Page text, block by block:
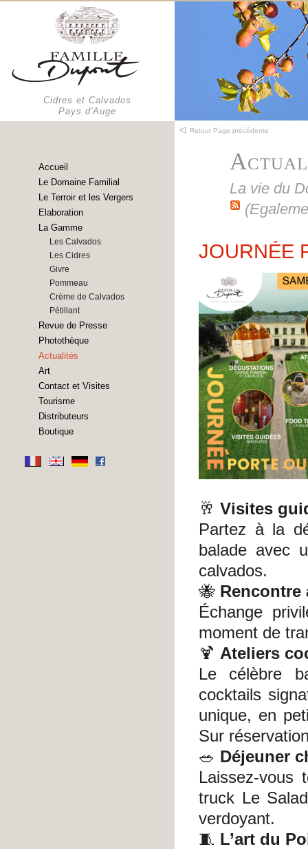
Cidres et Calvados
Pays d'Auge
Accueil
Le Domaine Familial
Le Terroir et les Vergers
Elaboration
La Gamme
Les Calvados
Les Cidres
Givre
Pommeau
Crème de Calvados
Pétillant
Revue de Presse
Photothèque
Actualités
Art
Contact et Visites
Tourisme
Distributeurs
Boutique
La vie du
JOURNÉE
🥂 Visites
Partez à la
balade avec
calvados.
🐝 Rencontre
Échange
moment de
🍹 Ateliers
Le célèbre
cocktails
unique, en
Sur
🥗 Déjeuner
Laissez-vous
truck Le
verdoyant.
🧵 L’art du
Retour Page précédente